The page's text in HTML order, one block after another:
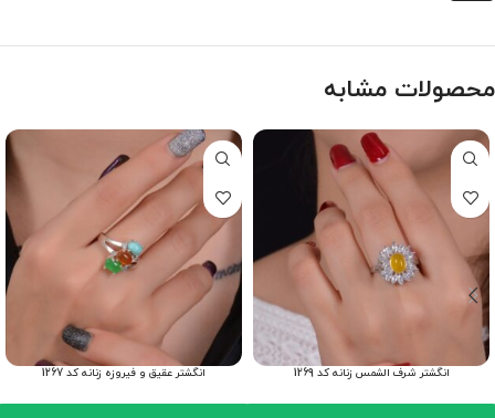
محصولات مشابه
انگشتر شرف الشمس زنانه کد 1269 انگشتر عقیق و فیروزه زنانه کد 1267